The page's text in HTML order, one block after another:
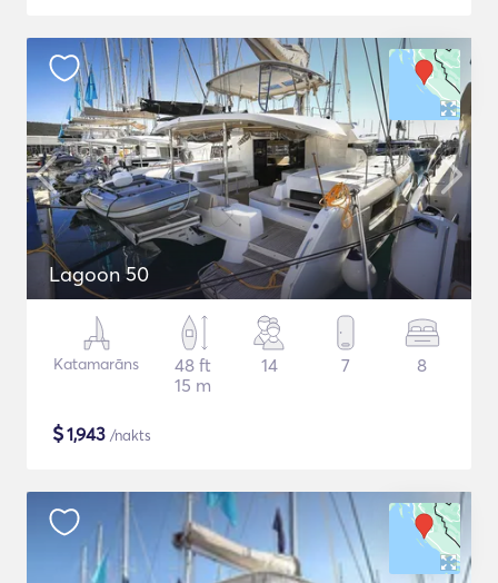
Lagoon 50
Katamarāns
48 ft
15 m
14 7 8
$1,943 /nakts